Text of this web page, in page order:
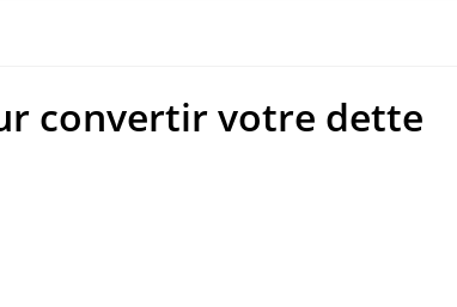
convertir votre dette